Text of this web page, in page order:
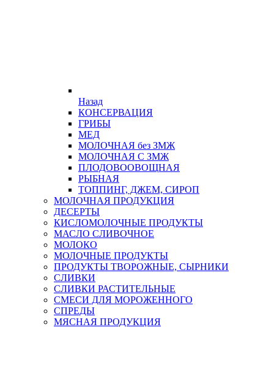
Назад
КОНСЕРВАЦИЯ
ГРИБЫ
МЕД
МОЛОЧНАЯ без ЗМЖ
МОЛОЧНАЯ С ЗМЖ
ПЛОДОВООВОЩНАЯ
РЫБНАЯ
ТОППИНГ, ДЖЕМ, СИРОП
МОЛОЧНАЯ ПРОДУКЦИЯ
ДЕСЕРТЫ
КИСЛОМОЛОЧНЫЕ ПРОДУКТЫ
МАСЛО СЛИВОЧНОЕ
МОЛОКО
МОЛОЧНЫЕ ПРОДУКТЫ
ПРОДУКТЫ ТВОРОЖНЫЕ, СЫРНИКИ
СЛИВКИ
СЛИВКИ РАСТИТЕЛЬНЫЕ
СМЕСИ ДЛЯ МОРОЖЕННОГО
СПРЕДЫ
МЯСНАЯ ПРОДУКЦИЯ